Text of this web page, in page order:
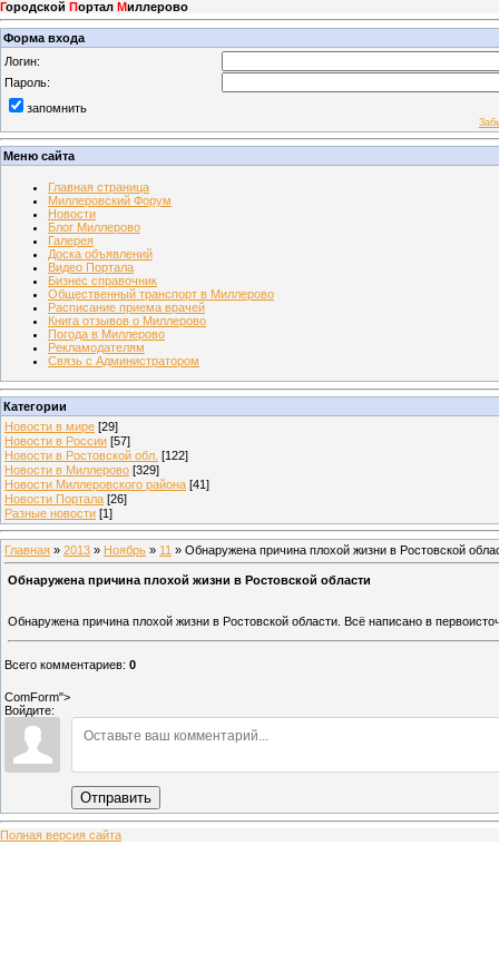
Городской Портал Миллерово
Форма входа
Логин:
Пароль:
запомнить
Меню сайта
Главная страница
Миллеровский Форум
Новости
Блог Миллерово
Галерея
Доска объявлений
Видео Портала
Бизнес справочник
Общественный транспорт в Миллерово
Расписание приема врачей
Книга отзывов о Миллерово
Погода в Миллерово
Рекламодателям
Связь с Администратором
Категории
Новости в мире [29]
Новости в России [57]
Новости в Ростовской обл. [122]
Новости в Миллерово [329]
Новости Миллеровского района [41]
Новости Портала [26]
Разные новости [1]
Главная » 2013 » Ноябрь » 11 » Обнаружена причина плохой жизни в Ростовской
Обнаружена причина плохой жизни в Ростовской области
Обнаружена причина плохой жизни в Ростовской области. Всё написано в
Всего комментариев: 0
ComForm">
Войдите:
Отправить
Полная версия сайта